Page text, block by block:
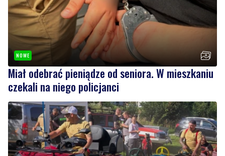
NOWE
Miał odebrać pieniądze od seniora. W mieszkaniu
czekali na niego policjanci
4